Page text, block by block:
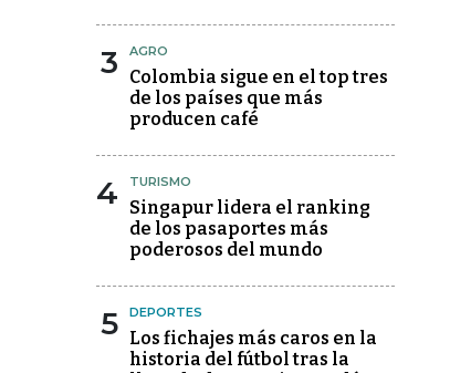
3 AGRO
Colombia sigue en el top tres
de los países que más
producen café
4 TURISMO
Singapur lidera el ranking
de los pasaportes más
poderosos del mundo
5 DEPORTES
Los fichajes más caros en la
historia del fútbol tras la